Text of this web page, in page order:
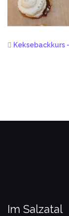
Keksebackkurs
Im Salzatal